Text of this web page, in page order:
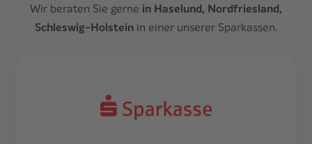
Wir beraten Sie gerne in Haselund, Nordfriesland,
Schleswig-Holsteinin einer unserer Sparkassen.